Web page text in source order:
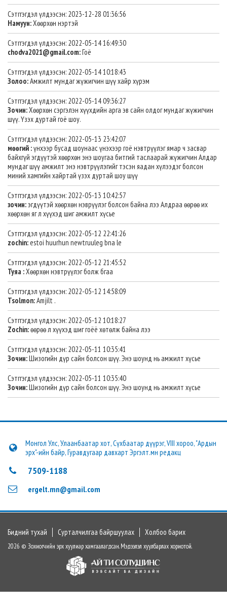
Сэтггэгдэл үлдээсэн: 2023-12-28 01:36:56
Намуун:Хөөрхөн нэртэй
Сэтггэгдэл үлдээсэн: 2022-05-14 16:49:30
chodva2021@gmail.com:Гоё
Сэтггэгдэл үлдээсэн: 2022-05-14 10:18:43
Золоо:Амжилт мундаг жүжигчин шүү хайр хүрэм
Сэтггэгдэл үлдээсэн: 2022-05-14 09:36:27
Зочин:Хөөрхөн сэргэлэн хүүхдийн арга эв сайн олдог мундаг жүжигчин
шүү. Үзэх дуртай гоё шоу.
Сэтггэгдэл үлдээсэн: 2022-05-13 23:42:07
мөөгий :үнхээр бусад шоунаас үнэхээр гоё нэвтрүүлэг ямар ч засвар
байхгүй эгдүүтэй хөөрхөн энэ шоугаа битгий таслаарай жүжигчин Алдар
мундаг шүү амжилт энэ нэвтрүүлэгийг тэсэн яадан хүлээдэг болсон
миний хамгийн хайртай үзэх дуртай шоу шүү
Сэтггэгдэл үлдээсэн: 2022-05-13 10:42:57
зочин:эгдүүтэй хөөрхөн нэврүүлэг болсон байна лээ Алдраа өөрөө их
хөөрхөн яг л хүүхэд шиг амжилт хүсье
Сэтггэгдэл үлдээсэн: 2022-05-12 22:41:26
zochin: estoi huurhun newtruuleg bna le
Сэтггэгдэл үлдээсэн: 2022-05-12 21:45:52
Туяа :Хөөрхөн нэвтрүүлэг болж бгаа
Сэтггэгдэл үлдээсэн: 2022-05-12 14:58:09
Tsolmon:Amjilt .
Сэтггэгдэл үлдээсэн: 2022-05-12 10:18:27
Zochin:өөрөө л хүүхэд шиг гоёё хөтөлж байна лээ
Сэтггэгдэл үлдээсэн: 2022-05-11 10:35:41
Зочин:Шизогийн дүр сайн болсон шүү. Энэ шоунд нь амжилт хүсье
Сэтггэгдэл үлдээсэн: 2022-05-11 10:35:40
Зочин:Шизогийн дүр сайн болсон шүү. Энэ шоунд нь амжилт хүсье
Монгол Улс, Улаанбаатар хот, Сүхбаатар дүүрэг, VIII хороо, "Ардын
эрх"-ийн байр, Гуравдугаар давхарт Эргэлт.мн редакц
7509-1188
ergelt.mn@gmail.com
Бидний тухай Сурталчилгаа байршуулах Холбоо барих
2026 © Зохиогчийн эрх хуулиар хамгаалагдсан. Мэдээлэл хуулбарлах хориотой.